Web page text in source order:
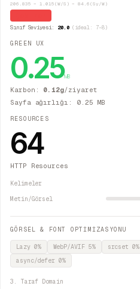
206.835 − 1.015(W/S) − 84.6(Sy/W)
Sınıf Seviyesi: 20.0(ideal: 7–8)
GREEN UX
0.25MB
Karbon: 0.12g/ziyaret
Sayfa ağırlığı: 0.25 MB
RESOURCES
64
HTTP Resources
Kelimeler
Metin/Görsel
GÖRSEL & FONT OPTİMİZASYONU
Lazy 0% WebP/AVIF 5% srcset0%
async/defer0%
3. Taraf Domain